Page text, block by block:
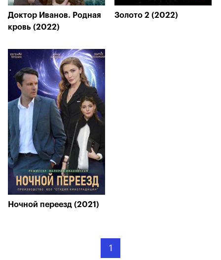
Доктор Иванов. Родная
кровь (2022)
Золото 2 (2022)
Ночной переезд (2021)
1